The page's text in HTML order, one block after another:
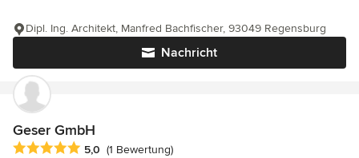
Nachricht
Dipl. Ing. Architekt, Manfred Bachfischer, 93049 Regensburg
Geser GmbH
Durchschnittliche Bewertung: 5 von 5 Sternen
5,0 (1 Bewertung)